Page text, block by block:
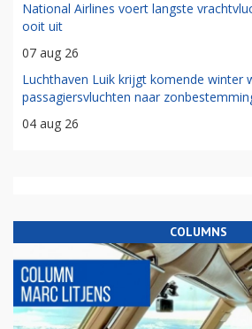
National Airlines voert langste
ooit uit
07 aug 26
Luchthaven Luik krijgt komende winter
passagiersvluchten naar
04 aug 26
COLUMNS